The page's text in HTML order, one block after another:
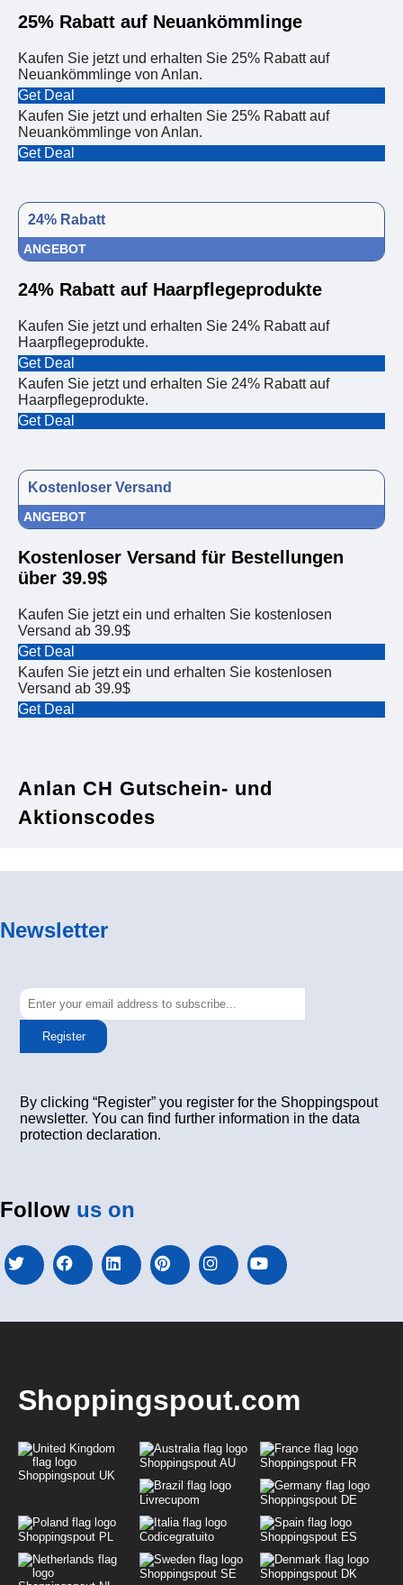
25% Rabatt auf Neuankömmlinge
Kaufen Sie jetzt und erhalten Sie 25% Rabatt auf
Neuankömmlinge von Anlan.
Get Deal
Kaufen Sie jetzt und erhalten Sie 25% Rabatt auf
Neuankömmlinge von Anlan.
Get Deal
24% Rabatt
ANGEBOT
24% Rabatt auf Haarpflegeprodukte
Kaufen Sie jetzt und erhalten Sie 24% Rabatt auf
Haarpflegeprodukte.
Get Deal
Kaufen Sie jetzt und erhalten Sie 24% Rabatt auf
Haarpflegeprodukte.
Get Deal
Kostenloser Versand
ANGEBOT
Kostenloser Versand für Bestellungen
über 39.9$
Kaufen Sie jetzt ein und erhalten Sie kostenlosen
Versand ab 39.9$
Get Deal
Kaufen Sie jetzt ein und erhalten Sie kostenlosen
Versand ab 39.9$
Get Deal
Anlan CH Gutschein- und
Aktionscodes
Newsletter
Register
By clicking “Register” you register for the Shoppingspout
newsletter. You can find further information in the data
protection declaration.
Follow us on
Shoppingspout.com
Shoppingspout UK
Shoppingspout AU Shoppingspout FR
Livrecupom Shoppingspout DE
Shoppingspout PL Codicegratuito Shoppingspout ES
Shoppingspout SE Shoppingspout DK